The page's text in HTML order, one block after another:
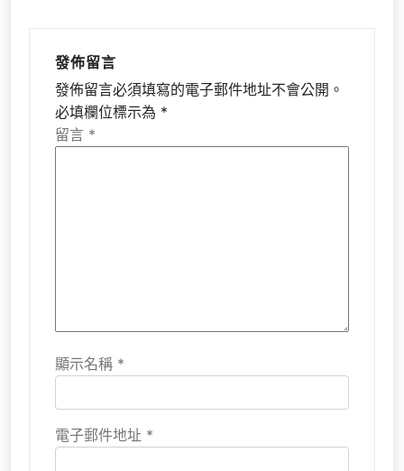
發佈留言
發佈留言必須填寫的電子郵件地址不會公開。
必填欄位標示為 *
留言 *
顯示名稱 *
電子郵件地址 *